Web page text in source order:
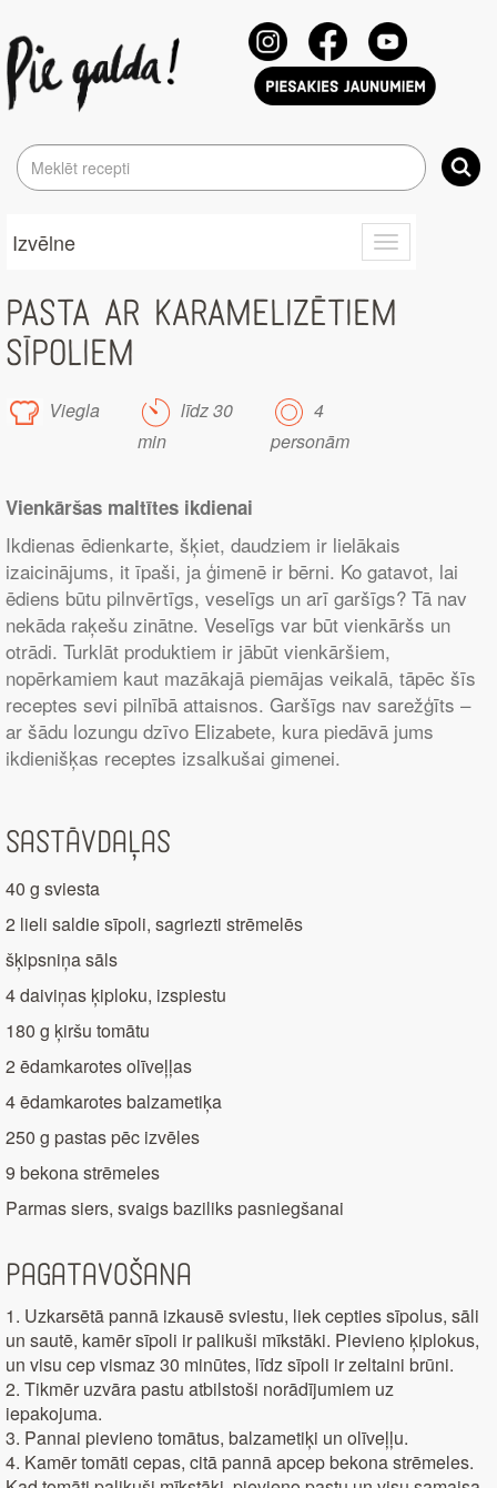
Toggle
navigation
Izvēlne
PASTA AR KARAMELIZĒTIEM
SĪPOLIEM
Viegla
līdz 30
min
4
personām
Vienkāršas maltītes ikdienai
Ikdienas ēdienkarte, šķiet, daudziem ir lielākais
izaicinājums, it īpaši, ja ģimenē ir bērni. Ko gatavot, lai
ēdiens būtu pilnvērtīgs, veselīgs un arī garšīgs? Tā nav
nekāda raķešu zinātne. Veselīgs var būt vienkāršs un
otrādi. Turklāt produktiem ir jābūt vienkāršiem,
nopērkamiem kaut mazākajā piemājas veikalā, tāpēc šīs
receptes sevi pilnībā attaisnos. Garšīgs nav sarežģīts –
ar šādu lozungu dzīvo Elizabete, kura piedāvā jums
ikdienišķas receptes izsalkušai gimenei.
Sastāvdaļas
40 g sviesta
2 lieli saldie sīpoli, sagriezti strēmelēs
šķipsniņa sāls
4 daiviņas ķiploku, izspiestu
180 g ķiršu tomātu
2 ēdamkarotes olīveļļas
4 ēdamkarotes balzametiķa
250 g pastas pēc izvēles
9 bekona strēmeles
Parmas siers, svaigs baziliks pasniegšanai
Pagatavošana
1. Uzkarsētā pannā izkausē sviestu, liek cepties sīpolus, sāli
un sautē, kamēr sīpoli ir palikuši mīkstāki. Pievieno ķiplokus,
un visu cep vismaz 30 minūtes, līdz sīpoli ir zeltaini brūni.
2. Tikmēr uzvāra pastu atbilstoši norādījumiem uz
iepakojuma.
3. Pannai pievieno tomātus, balzametiķi un olīveļļu.
4. Kamēr tomāti cepas, citā pannā apcep bekona strēmeles.